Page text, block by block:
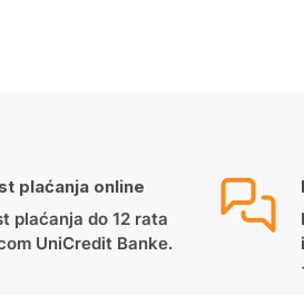
plaćanja online
plaćanja do 12 rata
UniCredit Banke.